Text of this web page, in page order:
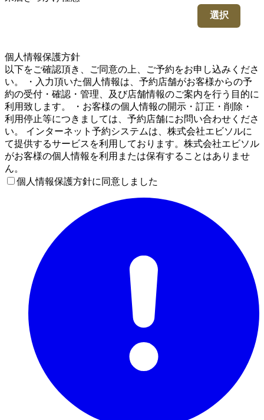
選択
個人情報保護方針
以下をご確認頂き、ご同意の上、ご予約をお申し込みくださ
い。 ・入力頂いた個人情報は、予約店舗がお客様からの予
約の受付・確認・管理、及び店舗情報のご案内を行う目的に
利用致します。 ・お客様の個人情報の開示・訂正・削除・
利用停止等につきましては、予約店舗にお問い合わせくださ
い。 インターネット予約システムは、株式会社エビソルに
て提供するサービスを利用しております。株式会社エビソル
がお客様の個人情報を利用または保有することはありませ
ん。
個人情報保護方針に同意しました